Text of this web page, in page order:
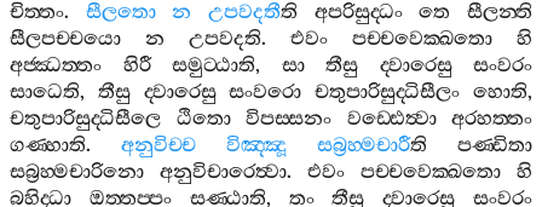
චිත‍්තං. සීලතො න උපවදතීති අපරිසුද‍්ධං තෙ
සීලන‍්ති
සීලපච‍්චයො
න උපවදති. එවං පච‍්චවෙක‍්ඛතො
හි
අජ‍්ඣත‍්තං
හිරී සමුට‍්ඨාති, සා තීසු ද‍්වාරෙසු
සංවරං
සාධෙති, තීසු ද‍්වාරෙසු සංවරො චතුපාරිසුද‍්ධිසීලං හොති,
චතුපාරිසුද‍්ධිසීලෙ
ඨිතො විපස‍්සනං වඩ‍්ඪෙත්‍වා
අරහත‍්තං
ගණ‍්හාති. අනුවිච‍්ච විඤ‍්ඤූ සබ්‍රහ‍්මචාරීති
පණ‍්ඩිතා
සබ්‍රහ‍්මචාරිනො
අනුවිචාරෙත්‍වා. එවං පච‍්චවෙක‍්ඛතො
හි
බහිද‍්ධා
ඔත‍්තප‍්පං සණ‍්ඨාති, තං තීසු ද‍්වාරෙසු
සංවරං